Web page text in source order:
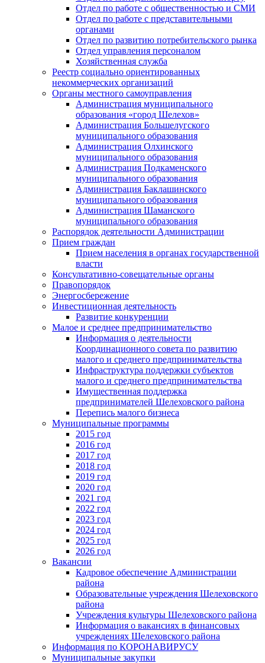
Отдел по работе с общественностью и СМИ
Отдел по работе с представительными
органами
Отдел по развитию потребительского рынка
Отдел управления персоналом
Хозяйственная служба
Реестр социально ориентированных
некоммерческих организаций
Органы местного самоуправления
Администрация муниципального
образования «город Шелехов»
Администрация Большелугского
муниципального образования
Администрация Олхинского
муниципального образования
Администрация Подкаменского
муниципального образования
Администрация Баклашинского
муниципального образования
Администрация Шаманского
муниципального образования
Распорядок деятельности Администрации
Прием граждан
Прием населения в органах государственной
власти
Консультативно-совещательные органы
Правопорядок
Энергосбережение
Инвестиционная деятельность
Развитие конкуренции
Малое и среднее предпринимательство
Информация о деятельности
Координационного совета по развитию
малого и среднего предпринимательства
Инфраструктура поддержки субъектов
малого и среднего предпринимательства
Имущественная поддержка
предпринимателей Шелеховского района
Перепись малого бизнеса
Муниципальные программы
2015 год
2016 год
2017 год
2018 год
2019 год
2020 год
2021 год
2022 год
2023 год
2024 год
2025 год
2026 год
Вакансии
Кадровое обеспечение Администрации
района
Образовательные учреждения Шелеховского
района
Учреждения культуры Шелеховского района
Информация о вакансиях в финансовых
учреждениях Шелеховского района
Информация по КОРОНАВИРУСУ
Муниципальные закупки